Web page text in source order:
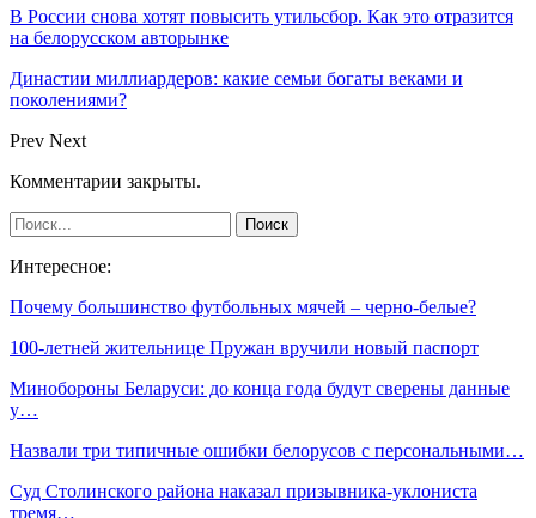
В России снова хотят повысить утильсбор. Как это отразится
на белорусском авторынке
Династии миллиардеров: какие семьи богаты веками и
поколениями?
Prev Next
Комментарии закрыты.
Интересное:
Почему большинство футбольных мячей – черно-белые?
100-летней жительнице Пружан вручили новый паспорт
Минобороны Беларуси: до конца года будут сверены данные
у…
Назвали три типичные ошибки белорусов с персональными…
Суд Столинского района наказал призывника-уклониста
тремя…